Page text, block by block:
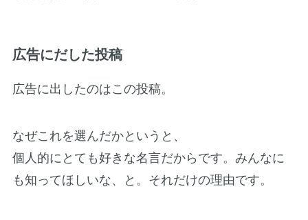
広告にだした投稿
広告に出したのはこの投稿。
なぜこれを選んだかというと、
個人的にとても好きな名言だからです。みんなに
も知ってほしいな、と。それだけの理由です。